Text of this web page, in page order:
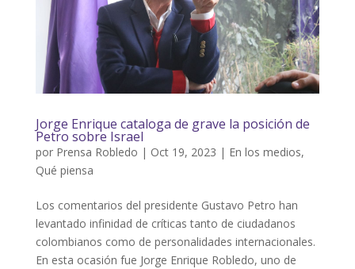
Jorge Enrique cataloga de grave la posición de
Petro sobre Israel
por Prensa Robledo | Oct 19, 2023 | En los medios,
Qué piensa
Los comentarios del presidente Gustavo Petro han
levantado infinidad de críticas tanto de ciudadanos
colombianos como de personalidades internacionales.
En esta ocasión fue Jorge Enrique Robledo, uno de